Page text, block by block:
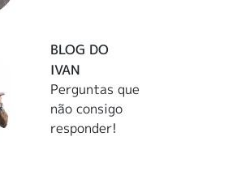
BLOG DO
IVAN
Perguntas que
não consigo
responder!